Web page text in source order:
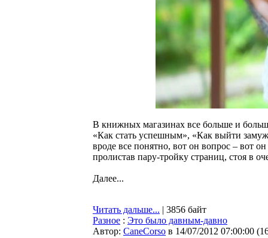
В книжных магазинах все больше и
«Как стать успешным», «Как выйти
вроде все понятно, вот он вопрос – вот
пролистав пару-тройку страниц, стоя в
Далее...
Читать дальше... | 3856 байт
Разное : Это было давным-давно
Автор: CaneCorso в 14/07/2012 07:00:00 (